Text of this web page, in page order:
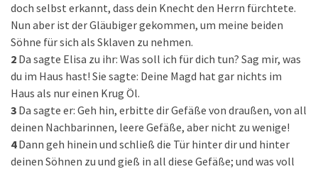
doch selbst erkannt, dass dein Knecht den Herrn fürchtete.
Nun aber ist der Gläubiger gekommen, um meine beiden
Söhne für sich als Sklaven zu nehmen.
2 Da sagte Elisa zu ihr: Was soll ich für dich tun? Sag mir, was
du im Haus hast! Sie sagte: Deine Magd hat gar nichts im
Haus als nur einen Krug Öl.
3 Da sagte er: Geh hin, erbitte dir Gefäße von draußen, von all
deinen Nachbarinnen, leere Gefäße, aber nicht zu wenige!
4 Dann geh hinein und schließ die Tür hinter dir und hinter
deinen Söhnen zu und gieß in all diese Gefäße; und was voll